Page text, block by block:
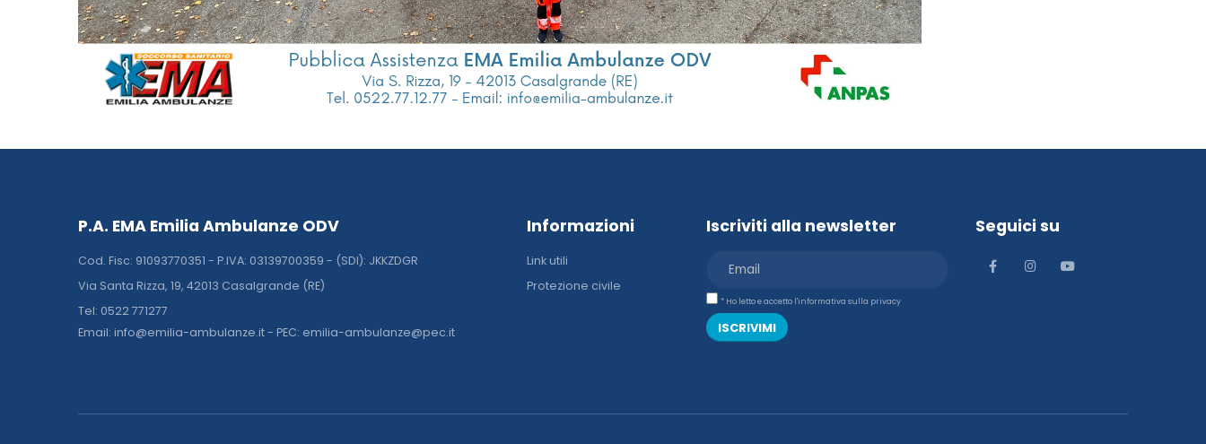
P.A. EMA Emilia Ambulanze ODV
Cod. Fisc: 91093770351 - P.IVA: 03139700359 - (SDI): JKKZDGR
Via Santa Rizza, 19, 42013 Casalgrande (RE)
Tel: 0522 771277
Email: info@emilia-ambulanze.it - PEC: emilia-ambulanze@pec.it
Informazioni
Link utili
Protezione civile
Iscriviti alla newsletter
* Ho letto e accetto l'informativa sulla privacy
ISCRIVIMI
Seguici su